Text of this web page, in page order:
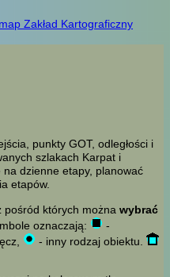
punkty GOT, odległości i
szlakach Karpat i
na dzienne etapy, planować
etapów.
pośród których można wybrać
oznaczają:
-
- inny rodzaj obiektu.